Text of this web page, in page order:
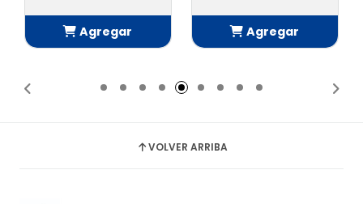
Agregar
Agregar
VOLVER ARRIBA